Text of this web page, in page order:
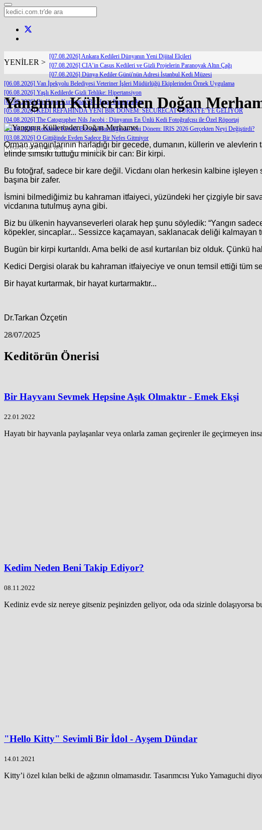
YENİLER >
[07.08.2026] Ankara Kedileri Dünyanın Yeni Dijital Elçileri
[07.08.2026] CIA’in Casus Kedileri ve Gizli Projelerin Paranoyak Altın Çağı
[07.08.2026] Dünya Kediler Günü'nün Adresi İstanbul Kedi Müzesi
[06.08.2026] Van İpekyolu Belediyesi Veteriner İşleri Müdürlüğü Ekiplerinden Örnek Uygulama
[06.08.2026] Yaşlı Kedilerde Gizli Tehlike: Hipertansiyon
[05.08.2026] Bir Hayat Kurtarmak Bir Hayat Kurtarmaktır
[05.08.2026] KEDİ REFAHINDA YENİ BİR DÖNEM: SECURECAT TÜRKİYE’YE GELİYOR
[04.08.2026] The Catographer Nils Jacobi : Dünyanın En Ünlü Kedi Fotoğrafçısı ile Özel Röportaj
[03.08.2026] Kedilerde Kronik Böbrek Hastalığında Yeni Dönem: IRIS 2026 Gerçekten Neyi Değiştirdi?
[03.08.2026] O Gittiğinde Evden Sadece Bir Nefes Gitmiyor
Yangının Küllerinden Doğan
Orman yangınlarının harladığı bir gecede, dumanın, küllerin ve
elinde sımsıkı tuttuğu minicik bir can: Bir kirpi.
Bu fotoğraf, sadece bir kare değil. Vicdanı olan herkesin kalbine işleyen
başına bir zafer.
İsmini bilmediğimiz bu kahraman itfaiyeci, yüzündeki her çizgiyle bir
vicdanına tutulmuş ayna gibi.
Biz bu ülkenin hayvanseverleri olarak hep şunu söyledik: “Yangın
köpekler, sincaplar... Sessizce kaçamayan, saklanacak deliği kalmayan
Bugün bir kirpi kurtarıldı. Ama belki de asıl kurtarılan biz olduk.
Kedici Dergisi olarak bu kahraman itfaiyeciye ve onun temsil ettiği tüm
Bir hayat kurtarmak, bir hayat kurtarmaktır...
Dr.Tarkan Özçetin
28/07/2025
Keditörün Önerisi
Bir Hayvanı Sevmek Hepsine Aşık Olmaktır - Emek Ekşi
22.01.2022
Hayatı bir hayvanla paylaşanlar veya onlarla zaman geçirenler ile geçirmeyen
Kedim Neden Beni Takip Ediyor?
08.11.2022
Kediniz evde siz nereye gitseniz peşinizden geliyor, oda oda sizinle dolaşıyorsa
"Hello Kitty" Sevimli Bir İdol - Ayşem Dündar
14.01.2021
Kitty’i özel kılan belki de ağzının olmamasıdır. Tasarımcısı Yuko Yamaguchi